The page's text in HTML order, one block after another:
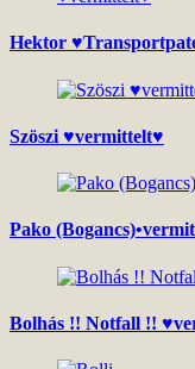
Hektor
Szöszi ♥vermittelt♥
Pako
Bolhás !! Notfall !!